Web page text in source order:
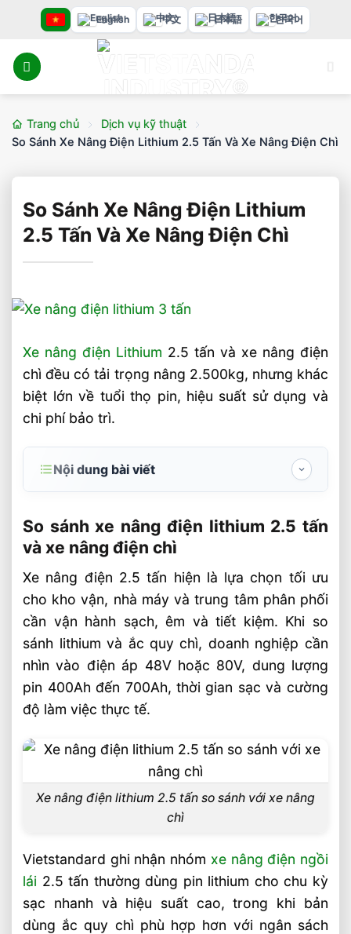
nội
dung
English 中文 日本語 한국어
Trang chủ
Dịch vụ kỹ thuật
So Sánh Xe Nâng Điện Lithium 2.5 Tấn Và Xe Nâng Điện Chì
So Sánh Xe Nâng Điện Lithium
2.5 Tấn Và Xe Nâng Điện Chì
Xe nâng điện Lithium 2.5 tấn và xe nâng điện
chì đều có tải trọng nâng 2.500kg, nhưng khác
biệt lớn về tuổi thọ pin, hiệu suất sử dụng và
chi phí bảo trì.
Nội dung bài viết
nâng điện chì
Điểm khác biệt cốt lõi giữa pin lithium và
ắc quy chì
Thông số kỹ thuật cần kiểm tra trước khi
mua xe nâng điện 2.5 tấn
Nên chọn xe nâng điện lithium hay xe
nâng điện chì?
Câu hỏi thường gặp
xe dùng ắc quy chì không?
Xe nâng điện chì có phù hợp cho kho
làm việc nhiều ca không?
Doanh nghiệp nên ưu tiên thông số nào
Video: So Sánh Xe Nâng Điện Lithium 2.5
Tấn Và Xe Nâng Điện Chì
Sản phẩm đề xuất
So sánh xe nâng điện lithium 2.5 tấn
và xe nâng điện chì
Xe nâng điện 2.5 tấn hiện là lựa chọn tối ưu
cho kho vận, nhà máy và trung tâm phân phối
cần vận hành sạch, êm và tiết kiệm. Khi so
sánh lithium và ắc quy chì, doanh nghiệp cần
nhìn vào điện áp 48V hoặc 80V, dung lượng
pin 400Ah đến 700Ah, thời gian sạc và cường
độ làm việc thực tế.
Xe nâng điện lithium 2.5 tấn so sánh với xe nâng
chì
Vietstandard ghi nhận nhóm xe nâng điện ngồi
lái 2.5 tấn thường dùng pin lithium cho chu kỳ
sạc nhanh và hiệu suất cao, trong khi bản
dùng ắc quy chì phù hợp hơn với ngân sách